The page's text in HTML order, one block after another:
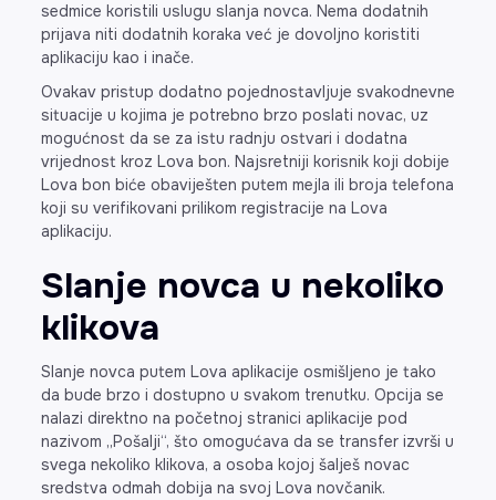
sedmice koristili uslugu slanja novca. Nema dodatnih
prijava niti dodatnih koraka već je dovoljno koristiti
aplikaciju kao i inače.
Ovakav pristup dodatno pojednostavljuje svakodnevne
situacije u kojima je potrebno brzo poslati novac, uz
mogućnost da se za istu radnju ostvari i dodatna
vrijednost kroz Lova bon. Najsretniji korisnik koji dobije
Lova bon biće obaviješten putem mejla ili broja telefona
koji su verifikovani prilikom registracije na Lova
aplikaciju.
Slanje novca u nekoliko
klikova
Slanje novca putem Lova aplikacije osmišljeno je tako
da bude brzo i dostupno u svakom trenutku. Opcija se
nalazi direktno na početnoj stranici aplikacije pod
nazivom „Pošalji“, što omogućava da se transfer izvrši u
svega nekoliko klikova, a osoba kojoj šalješ novac
sredstva odmah dobija na svoj Lova novčanik.